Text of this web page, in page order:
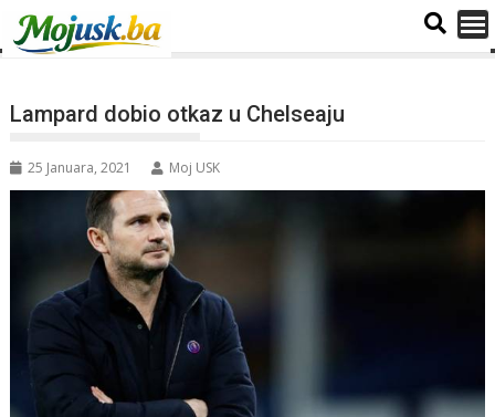
Lampard dobio otkaz u Chelseaju
25 Januara, 2021 Moj USK